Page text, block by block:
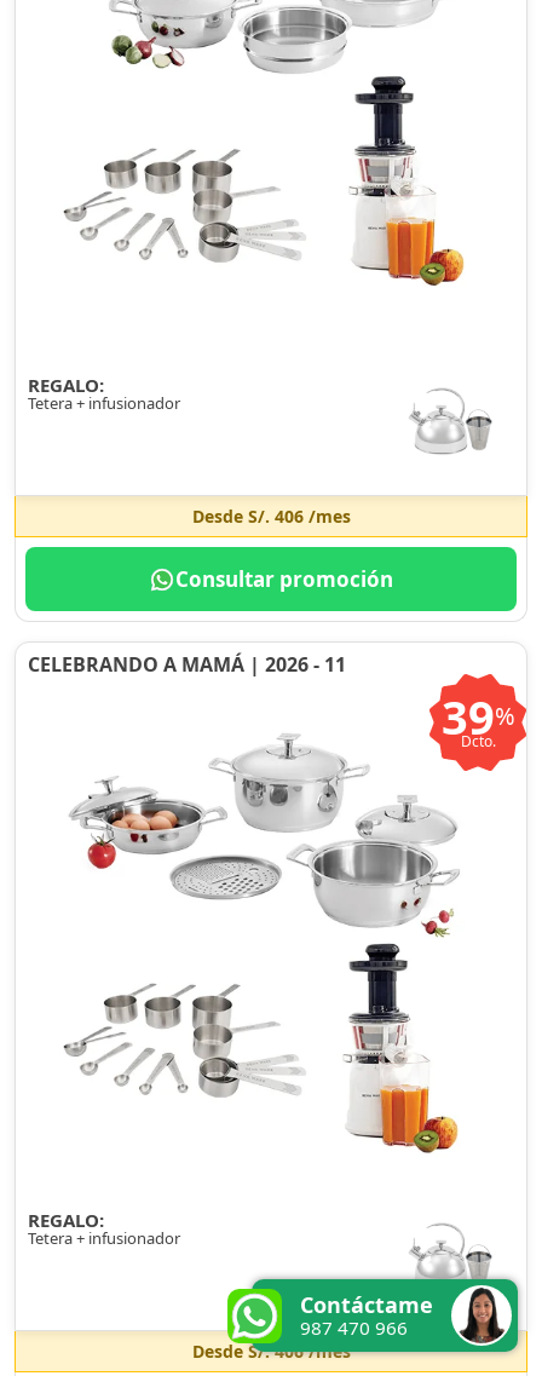
REGALO:
Tetera + infusionador
Desde S/. 406/mes
Consultar promoción
CELEBRANDO A MAMÁ | 2026 - 11
39%
Dcto.
REGALO:
Tetera + infusionador
DesdeS/. 406/mes
Contáctame
987 470 966